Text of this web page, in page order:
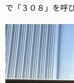
で「３０８」を呼